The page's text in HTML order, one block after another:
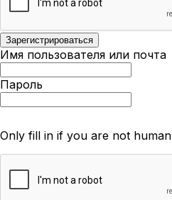
Имя пользователя или почта
Пароль
Only fill in if you are not human